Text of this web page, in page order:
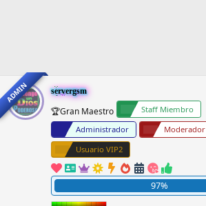
ADMIN servergsm
🏆Gran Maestro
Staff Miembro
Administrador
Moderador
Usuario VIP2
97%